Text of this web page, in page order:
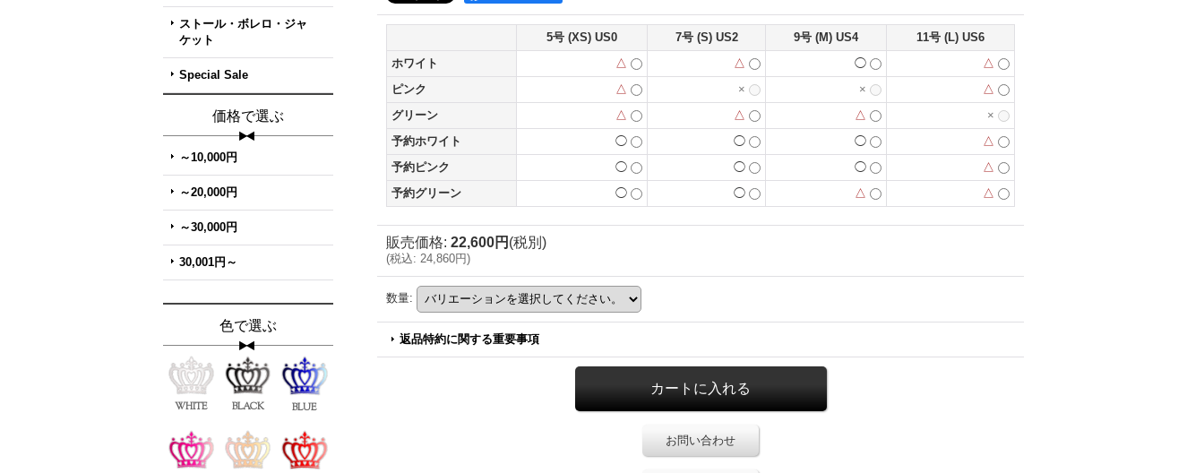
ストール・ボレロ・ジャ
ケット
Special Sale
価格で選ぶ
～10,000円
～20,000円
～30,000円
30,001円～
色で選ぶ
WHITE BLACK BLUE
5号 (XS) US0 7号 (S) US2 9号 (M) US4
11号 (L) US6
ホワイト
△ △ ◯
△
ピンク
△ × ×
△
グリーン
△ △ △
×
予約ホワイト
◯ ◯ ◯
△
予約ピンク
◯ ◯ ◯
△
予約グリーン
◯ ◯ △ △
販売価格: 22,600円 (税別)
(税込: 24,860円)
数量:
返品特約に関する重要事項
お問い合わせ